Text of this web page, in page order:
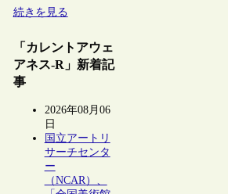
続きを見る
「カレントアウェ
アネス-R」新着記
事
2026年08月06
日
国立アートリ
サーチセンタ
ー
（NCAR）、